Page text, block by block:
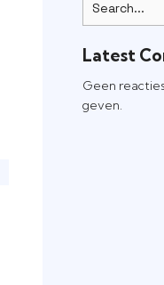
Latest
Geen
geven.